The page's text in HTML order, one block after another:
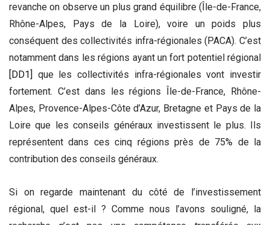
revanche on observe un plus grand équilibre (Île-de-France,
Rhône-Alpes, Pays de la Loire), voire un poids plus
conséquent des collectivités infra-régionales (PACA). C’est
notamment dans les régions ayant un fort potentiel régional
[DD1] que les collectivités infra-régionales vont investir
fortement. C’est dans les régions Île-de-France, Rhône-
Alpes, Provence-Alpes-Côte d’Azur, Bretagne et Pays de la
Loire que les conseils généraux investissent le plus. Ils
représentent dans ces cinq régions près de 75% de la
contribution des conseils généraux.
Si on regarde maintenant du côté de l’investissement
régional, quel est-il ? Comme nous l’avons souligné, la